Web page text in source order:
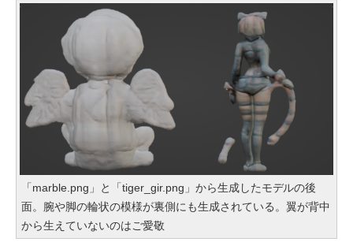
「marble.png」と「tiger_gir.png」から生成したモデルの後
面。腕や脚の輪状の模様が裏側にも生成されている。翼が背中
から生えていないのはご愛敬